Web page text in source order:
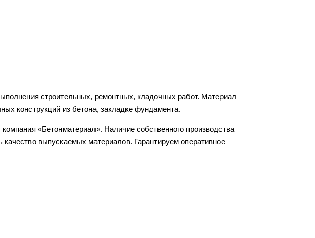
строительных, ремонтных, кладочных работ. Материал
конструкций из бетона, закладке фундамента.
«Бетонматериал». Наличие собственного производства
выпускаемых материалов. Гарантируем оперативное